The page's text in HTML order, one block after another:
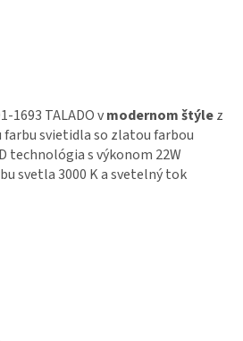
1693 TALADO vmodernom štýlez
svietidla so zlatou farbou
technológia s výkonom 22W
svetla 3000 K a svetelný tok